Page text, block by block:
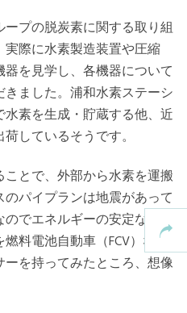
プの脱炭素に関する取り組
際に水素製造装置や圧縮
を見学し、各機器について
ました。浦和水素ステーシ
素を生成・貯蔵する他、近
しているそうです。
とで、外部から水素を運搬
パイプランは地震があって
でエネルギーの安定な供給
料電池自動車（FCV）など
を持ってみたところ、想像